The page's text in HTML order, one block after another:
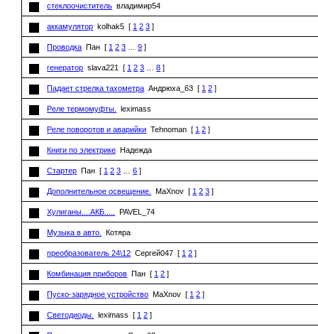
стеклоочиститель владимир54
аккамулятор kolhak5 [ 1 2 3 ]
Проводка Пан [ 1 2 3 …9 ]
генератор slava221 [ 1 2 3 …8 ]
Падает стрелка тахометра Андрюха_63 [ 1 2 ]
Реле термомуфты. leximass
Реле поворотов и аварийки Tehnoman [ 1 2 ]
Книги по электрике Надежда
Стартер Пан [ 1 2 3 …6 ]
Дополнительное освещение. MaXnov [ 1 2 3 ]
Хулиганы....АКБ..... PAVEL_74
Музыка в авто. Котяра
преобразователь 24\12 Сергей047 [ 1 2 ]
Комбинация приборов Пан [ 1 2 ]
Пуско-зарядное устройство MaXnov [ 1 2 ]
Светодиоды. leximass [ 1 2 ]